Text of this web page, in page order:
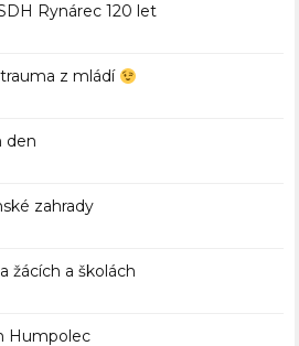
Rynárec 120 let
z mládí
den
zahrady
žácích a školách
Humpolec